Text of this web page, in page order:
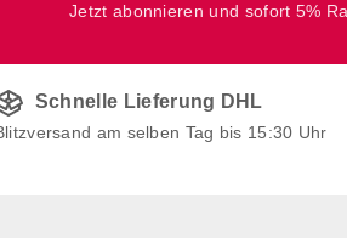
Jetzt abonnieren und sofort 5%
Schnelle Lieferung DHL
am selben Tag bis 15:30 Uhr